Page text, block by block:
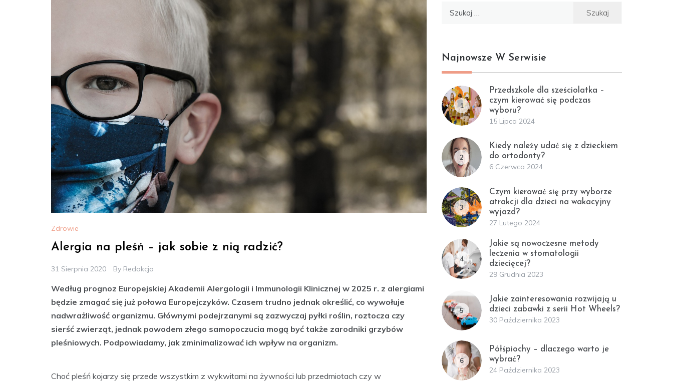
Zdrowie
Alergia na pleśń – jak sobie z nią radzić?
31 Sierpnia 2020 By Redakcja
Według prognoz Europejskiej Akademii Alergologii i Immunologii Klinicznej w 2025 r. z alergiami
będzie zmagać się już połowa Europejczyków. Czasem trudno jednak określić, co wywołuje
nadwrażliwość organizmu. Głównymi podejrzanymi są zazwyczaj pyłki roślin, roztocza czy
sierść zwierząt, jednak powodem złego samopoczucia mogą być także zarodniki grzybów
pleśniowych. Podpowiadamy, jak zminimalizować ich wpływ na organizm.
Choć pleśń kojarzy się przede wszystkim z wykwitami na żywności lub przedmiotach czy w
Najnowsze W Serwisie
1
Przedszkole dla sześciolatka –
czym kierować się podczas
wyboru?
15 Lipca 2024
2
Kiedy należy udać się z dzieckiem
do ortodonty?
6 Czerwca 2024
3
Czym kierować się przy wyborze
atrakcji dla dzieci na wakacyjny
wyjazd?
27 Lutego 2024
4
Jakie są nowoczesne metody
leczenia w stomatologii
dziecięcej?
29 Grudnia 2023
5
Jakie zainteresowania rozwijają u
dzieci zabawki z serii Hot Wheels?
30 Października 2023
6
Półśpiochy – dlaczego warto je
wybrać?
24 Października 2023